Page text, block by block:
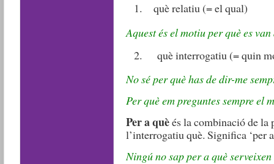
què relatiu (= el qual)
Aquest és el motiu per què es
què interrogatiu (= quin
No sé per què has de dir-me
Per què em preguntes sempre el
Per a quèés la combinació de la
l’interrogatiu què. Significa ‘per
Ningú no sap per a què